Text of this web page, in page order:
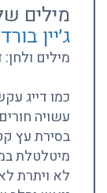
מילים
ג׳יין
מילים ולחן:
כמו דייג
עשויה חורים
בסירת עץ
מיטלטלת
לא ויתרת